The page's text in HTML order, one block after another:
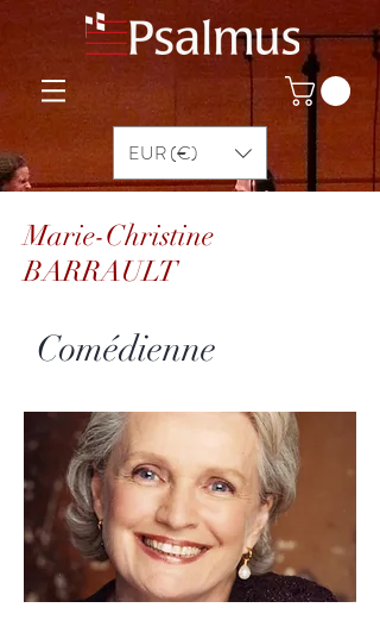
EUR (€)
Marie-Christine
BARRAULT
Comédienne